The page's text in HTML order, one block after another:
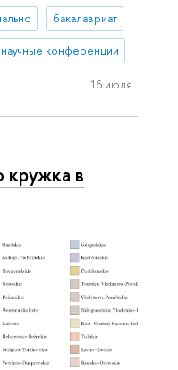
бакалавриат
научные конференции
16 июля
кружка в